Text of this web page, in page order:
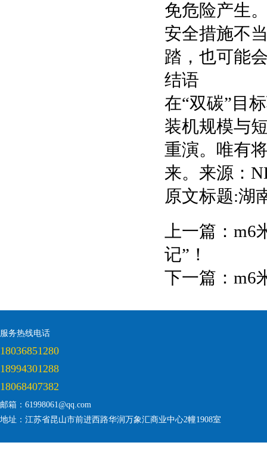
免危险产生
安全措施不
踏，也可能
结语
在“双碳”目
装机规模与
重演。唯有
来。来源：
原文标题:湖
上一篇： m6
记”！
下一篇： m6
服务热线电话
18036851280
18994301288
18068407382
邮箱：61998061@qq.com
地址：江苏省昆山市前进西路华润万象汇商业中心2幢1908室